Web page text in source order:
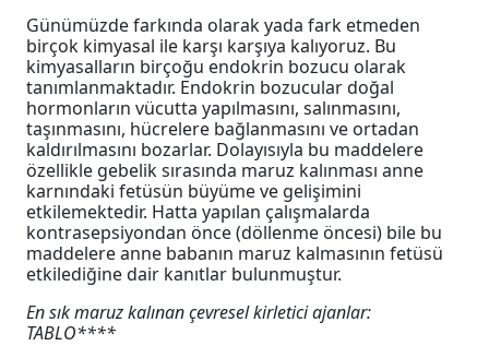
Günümüzde farkında olarak yada fark etmeden
birçok kimyasal ile karşı karşıya kalıyoruz. Bu
kimyasalların birçoğu endokrin bozucu olarak
tanımlanmaktadır. Endokrin bozucular doğal
hormonların vücutta yapılmasını, salınmasını,
taşınmasını, hücrelere bağlanmasını ve ortadan
kaldırılmasını bozarlar. Dolayısıyla bu maddelere
özellikle gebelik sırasında maruz kalınması anne
karnındaki fetüsün büyüme ve gelişimini
etkilemektedir. Hatta yapılan çalışmalarda
kontrasepsiyondan önce (döllenme öncesi) bile bu
maddelere anne babanın maruz kalmasının fetüsü
etkilediğine dair kanıtlar bulunmuştur.
En sık maruz kalınan çevresel kirletici ajanlar:
TABLO****